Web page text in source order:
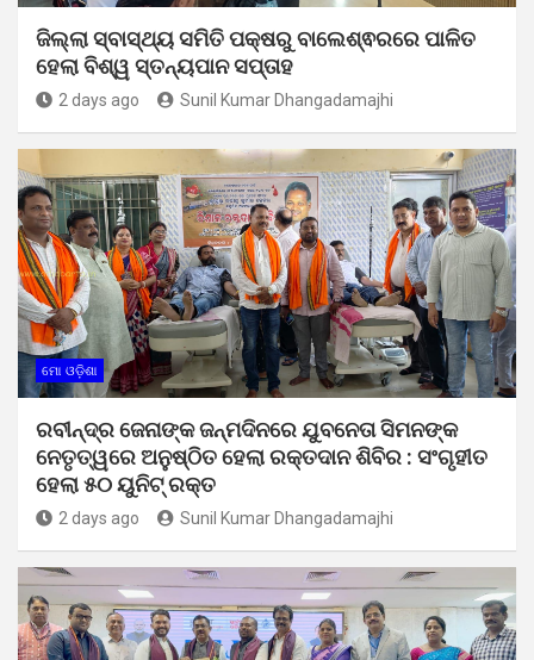
ଜିଲ୍ଲା ସ୍ବାସ୍ଥ୍ୟ ସମିତି ପକ୍ଷରୁ ବାଲେଶ୍ଵରରେ ପାଳିତ
ହେଲା ବିଶ୍ୱ ସ୍ତନ୍ୟପାନ ସପ୍ତାହ
2 days ago Sunil Kumar Dhangadamajhi
ମୋ ଓଡ଼ିଶା
ରବୀନ୍ଦ୍ର ଜେନାଙ୍କ ଜନ୍ମଦିନରେ ଯୁବନେତା ସିମନଙ୍କ
ନେତୃତ୍ୱରେ ଅନୁଷ୍ଠିତ ହେଲା ରକ୍ତଦାନ ଶିବିର : ସଂଗୃହୀତ
ହେଲା ୫୦ ୟୁନିଟ୍ ରକ୍ତ
2 days ago Sunil Kumar Dhangadamajhi